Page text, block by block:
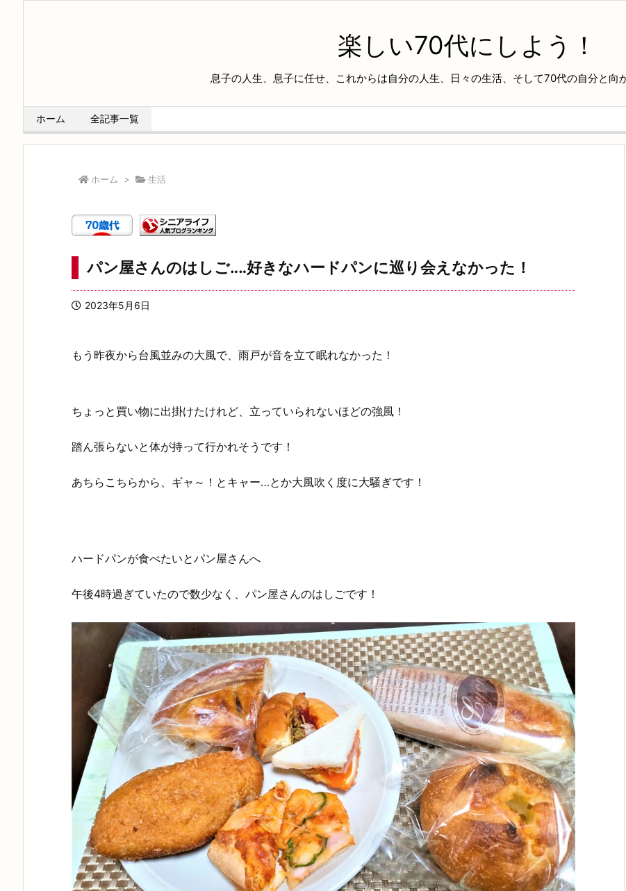
楽しい70代にしよう！
息子の人生、息子に任せ、これからは自分の人生、日々の生活、そして70代の自分と向
ホーム 全記事一覧
ホーム > 生活
パン屋さんのはしご‥‥好きなハードパンに巡り会えなかった！
2023年5月6日
もう昨夜から台風並みの大風で、雨戸が音を立て眠れなかった！
ちょっと買い物に出掛けたけれど、立っていられないほどの強風！
踏ん張らないと体が持って行かれそうです！
あちらこちらから、ギャ～！とキャー…とか大風吹く度に大騒ぎです！
ハードパンが食べたいとパン屋さんへ
午後4時過ぎていたので数少なく、パン屋さんのはしごです！